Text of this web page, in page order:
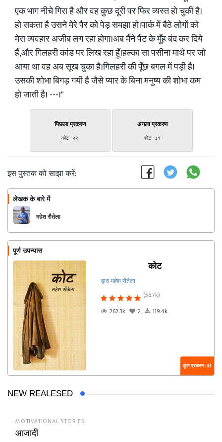
एक भाग नीचे गिरा है और वह कुछ दूरी पर फिर व्यस्त हो चुकी है।
हो सकता है उसने मेरे पैर को पेड़ समझा हो।पार्क में बैठे लोगों को
मेरा व्यवहार अजीब लग रहा होगा।अब मैंने पैंट के मुँह बंद कर दिये
हैं,और गिलहरी कांड पर लिख रहा हूँ।हल्का सा पसीना माथे पर जो
आया था वह अब सूख चुका है।गिलहरी की पूँछ बगल में पड़ी है।
उसकी शोभा बिगड़ गयी है जैसे प्यार के बिना मनुष्य की शोभा कम
हो जाती है। ---।"
पिछला प्रकरण
कोट - २९
अगला प्रकरण
कोट - ३१
इस पुस्तक को साझा करें:
लेखक के बारे में
महेश रौतेला
पूर्ण उपन्यास
कोट
द्वारा महेश रौतेला
(56.7k)
262.3k
2 119.4k
कुल प्रकरण : 33
NEW REALESED
MOTIVATIONAL STORIES
आजादी